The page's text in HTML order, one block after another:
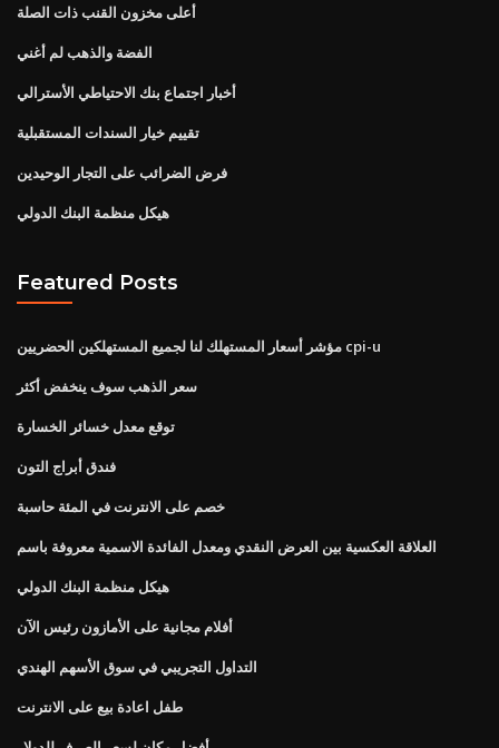
أعلى مخزون القنب ذات الصلة
الفضة والذهب لم أغني
أخبار اجتماع بنك الاحتياطي الأسترالي
تقييم خيار السندات المستقبلية
فرض الضرائب على التجار الوحيدين
هيكل منظمة البنك الدولي
Featured Posts
مؤشر أسعار المستهلك لنا لجميع المستهلكين الحضريين cpi-u
سعر الذهب سوف ينخفض ​​أكثر
توقع معدل خسائر الخسارة
فندق أبراج التون
خصم على الانترنت في المئة حاسبة
العلاقة العكسية بين العرض النقدي ومعدل الفائدة الاسمية معروفة باسم
هيكل منظمة البنك الدولي
أفلام مجانية على الأمازون رئيس الآن
التداول التجريبي في سوق الأسهم الهندي
طفل اعادة بيع على الانترنت